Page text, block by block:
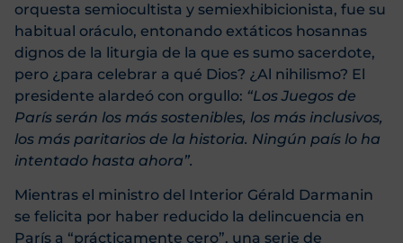
orquesta semiocultista y semiexhibicionista, fue su
habitual oráculo, entonando extáticos hosannas
dignos de la liturgia de la que es sumo sacerdote,
pero ¿para celebrar a qué Dios? ¿Al nihilismo? El
presidente alardeó con orgullo: “Los Juegos de
París serán los más sostenibles, los más inclusivos,
los más paritarios de la historia. Ningún país lo ha
intentado hasta ahora”.
Mientras el ministro del Interior Gérald Darmanin
se felicita por haber reducido la delincuencia en
París a “prácticamente cero”, una serie de